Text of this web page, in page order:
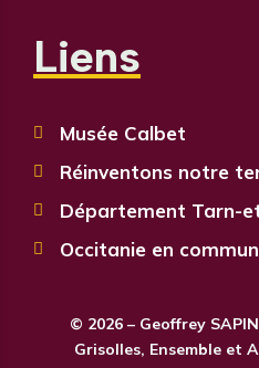
Liens
 Musée Calbet
 Réinventons notre
 Département Tarn-
 Occitanie en commun
© 2026 – Geoffrey
Grisolles, Ensemble et